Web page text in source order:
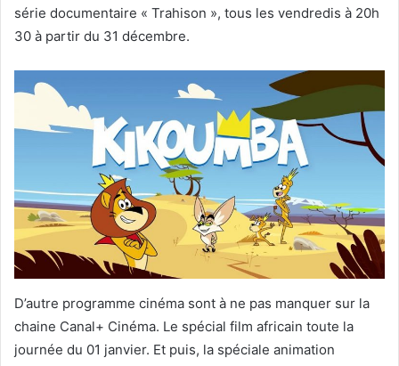
série documentaire « Trahison », tous les vendredis à 20h
30 à partir du 31 décembre.
D’autre programme cinéma sont à ne pas manquer sur la
chaine Canal+ Cinéma. Le spécial film africain toute la
journée du 01 janvier. Et puis, la spéciale animation